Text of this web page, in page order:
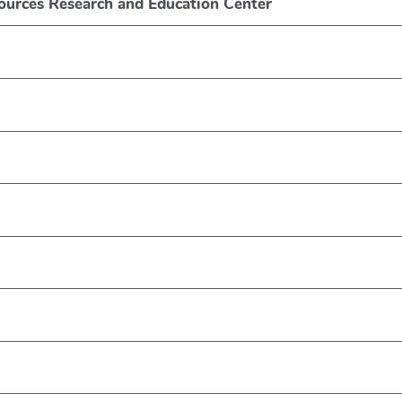
Research and Education Center